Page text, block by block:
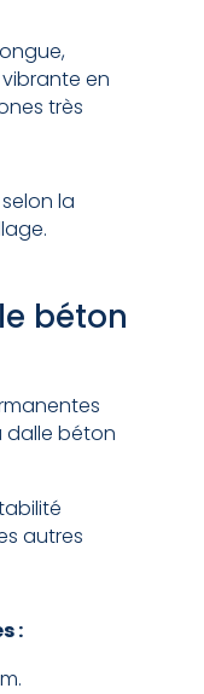
en
très
la
béton
dalle béton
autres
: